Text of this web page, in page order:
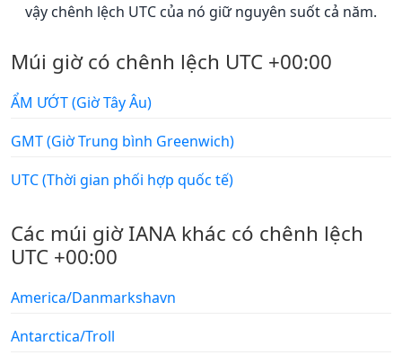
vậy chênh lệch UTC của nó giữ nguyên suốt cả năm.
Múi giờ có chênh lệch UTC +00:00
ẨM ƯỚT (Giờ Tây Âu)
GMT (Giờ Trung bình Greenwich)
UTC (Thời gian phối hợp quốc tế)
Các múi giờ IANA khác có chênh lệch
UTC +00:00
America/Danmarkshavn
Antarctica/Troll